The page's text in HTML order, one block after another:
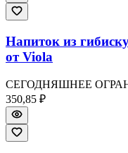
Напиток из
от Viola
СЕГОДНЯШНЕЕ
350,85 ₽